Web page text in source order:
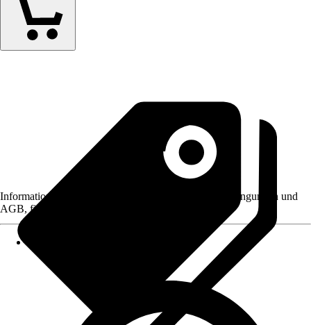
Informationen des Verkäufers, wie z. B. Rückgabebedingungen und
AGB, finden Sie bei Klick auf den Verkäufernamen.